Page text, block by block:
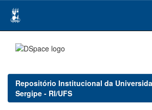
navigation
Repositório Institucional da
Sergipe - RI/UFS